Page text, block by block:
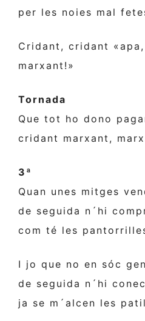
per les noies mal
Cridant, cridant
marxant!»
Tornada
Que tot ho dono
cridant marxant,
3ª
Quan unes mitges
de seguida n´hi
com té les
I jo que no en sóc
de seguida n´hi
ja se m´alcen les